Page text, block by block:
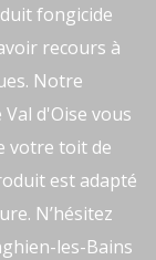
fongicide
recours à
Notre
d'Oise vous
votre toit de
est adapté
N’hésitez
les-Bains